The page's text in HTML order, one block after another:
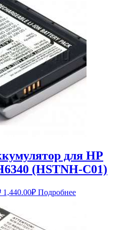
для HP
(HSTNH-C01)
Первоначальная
составляла
1,584.00₽.
1,440.00₽Текущая
цена:
Подробнее